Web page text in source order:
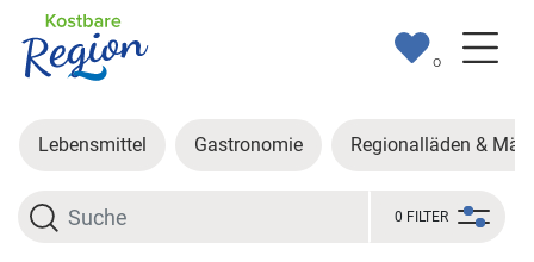
0
Lebensmittel Gastronomie Regionalläden &
Suche
0 FILTER